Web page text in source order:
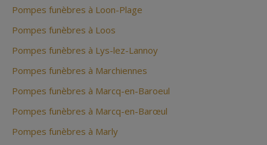
Pompes funèbres à Loon-Plage
Pompes funèbres à Loos
Pompes funèbres à Lys-lez-Lannoy
Pompes funèbres à Marchiennes
Pompes funèbres à Marcq-en-Baroeul
Pompes funèbres à Marcq-en-Barœul
Pompes funèbres à Marly